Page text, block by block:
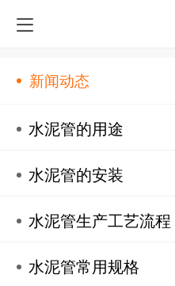
新闻动态
水泥管的用途
水泥管的安装
水泥管生产工艺流程
水泥管常用规格